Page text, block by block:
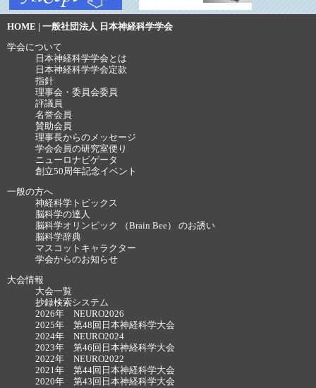
HOME | 一般社団法人 日本神経科学学会
学会について
日本神経科学学会とは
日本神経科学学会定款
指針
理事会・委員会委員
評議員
名誉会員
賛助会員
理事長からのメッセージ
学会会員の研究室便り
ニューロナビゲータ
創立50周年記念イベント
一般の方へ
神経科学トピックス
脳科学の達人
脳科学オリンピック （Brain Bee） のお誘い
脳科学辞典
マスコットキャラクター
学会からのお知らせ
大会情報
大会一覧
抄録検索システム
2026年 NEURO2026
2025年 第48回日本神経科学大会
2024年 NEURO2024
2023年 第46回日本神経科学大会
2022年 NEURO2022
2021年 第44回日本神経科学大会
2020年 第43回日本神経科学大会